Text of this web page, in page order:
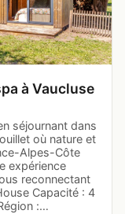
à Vaucluse
séjournant dans
où nature et
Alpes-Côte
expérience
reconnectant
Capacité : 4
:…